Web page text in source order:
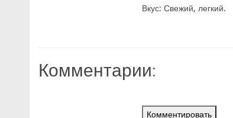
Вкус: Свежий, легкий.
Комментарии:
Комментировать